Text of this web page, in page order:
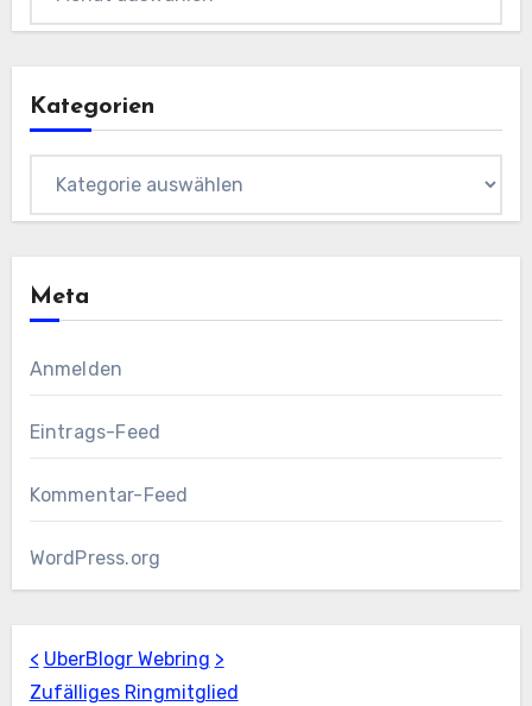
Kategorien
Meta
Anmelden
Eintrags-Feed
Kommentar-Feed
WordPress.org
< UberBlogr Webring >
Zufälliges Ringmitglied